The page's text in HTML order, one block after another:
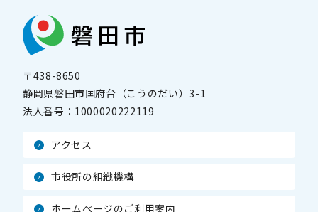
〒438-8650
静岡県磐田市国府台（こうのだい）3-1
法人番号： 1000020222119
アクセス
市役所の組織機構
ホームページのご利用案内